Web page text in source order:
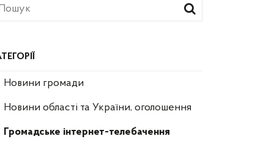
Новини громади
Новини області та України, оголошення
Громадське інтернет-телебачення